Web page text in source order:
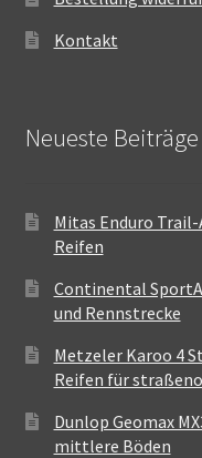
Kontakt
Neueste Beiträge
Mitas Enduro Trail-
Reifen
Continental
und Rennstrecke
Metzeler Karoo 4
Reifen für
Dunlop Geomax
mittlere Böden